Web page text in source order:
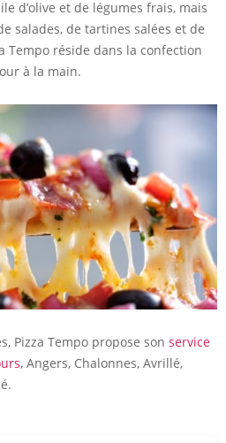
d’olive et de légumes frais, mais
salades, de tartines salées et de
Tempo réside dans la confection
à la main.
Pizza Tempo propose son service
, Angers, Chalonnes, Avrillé,